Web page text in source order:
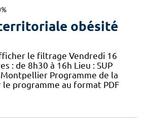
obésité
le filtrage Vendredi 16
: de 8h30 à 16h Lieu : SUP
Montpellier Programme de la
programme au format PDF